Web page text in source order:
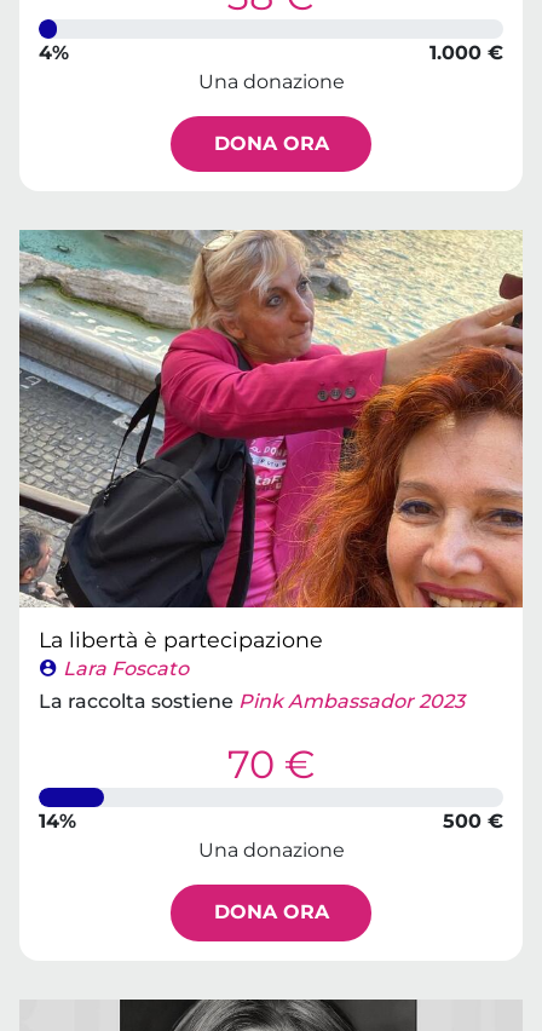
4%
1.000 €
Una donazione
DONA ORA
La libertà è partecipazione
Lara Foscato
La raccolta sostiene Pink Ambassador 2023
70 €
14%
500 €
Una donazione
DONA ORA